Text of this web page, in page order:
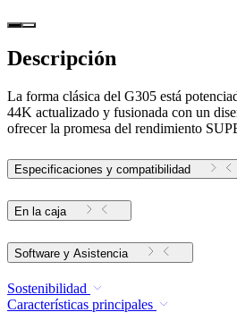
Descripción
La forma clásica del G305 está
44K actualizado y fusionada con un
ofrecer la promesa del rendimiento
Especificaciones y compatibilidad
En la caja
Software y Asistencia
Sostenibilidad
Características principales